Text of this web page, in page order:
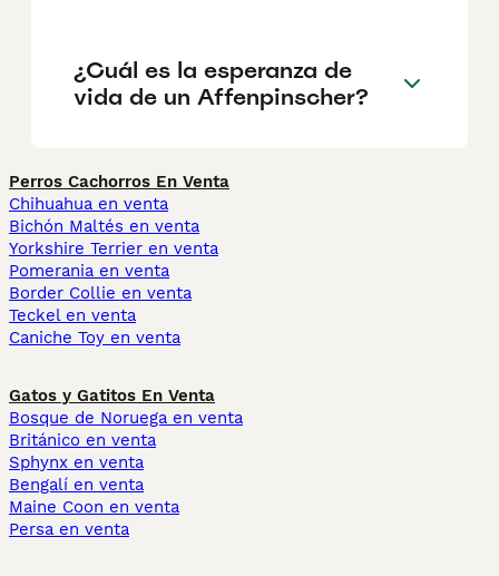
¿Cuál es la esperanza de
vida de un Affenpinscher?
Perros Cachorros En Venta
Chihuahua en venta
Bichón Maltés en venta
Yorkshire Terrier en venta
Pomerania en venta
Border Collie en venta
Teckel en venta
Caniche Toy en venta
Gatos y Gatitos En Venta
Bosque de Noruega en venta
Británico en venta
Sphynx en venta
Bengalí en venta
Maine Coon en venta
Persa en venta